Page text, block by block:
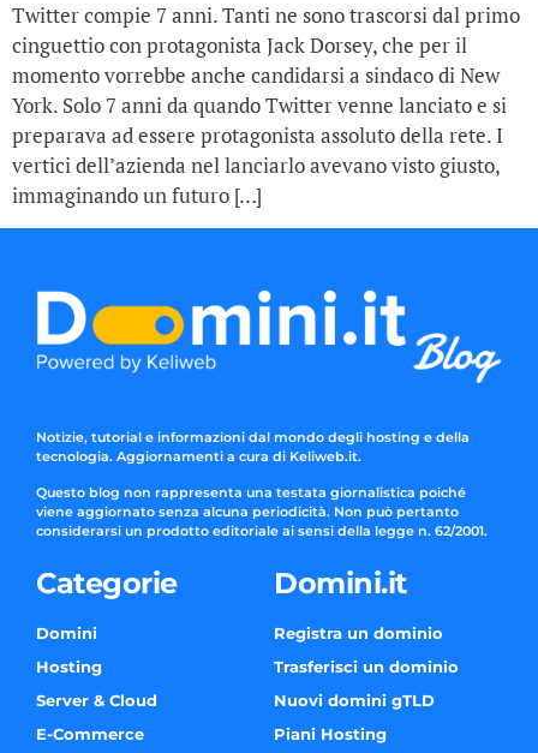
Twitter compie 7 anni. Tanti ne sono trascorsi dal primo
cinguettio con protagonista Jack Dorsey, che per il
momento vorrebbe anche candidarsi a sindaco di New
York. Solo 7 anni da quando Twitter venne lanciato e si
preparava ad essere protagonista assoluto della rete. I
vertici dell’azienda nel lanciarlo avevano visto giusto,
immaginando un futuro […]
Notizie, tutorial e informazioni dal mondo degli hosting e della
tecnologia. Aggiornamenti a cura di Keliweb.it.
Questo blog non rappresenta una testata giornalistica poiché
viene aggiornato senza alcuna periodicità. Non può pertanto
considerarsi un prodotto editoriale ai sensi della legge n. 62/2001.
Categorie
Domini
Hosting
Server & Cloud
E-Commerce
Domini.it
Registra un dominio
Trasferisci un dominio
Nuovi domini gTLD
Piani Hosting